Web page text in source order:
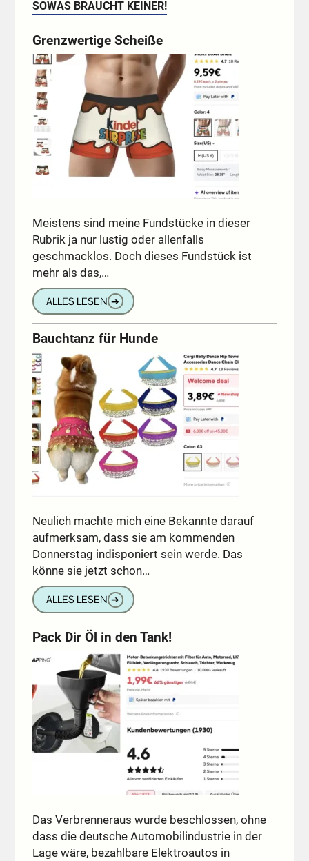
SOWAS BRAUCHT KEINER!
Grenzwertige Scheiße
Meistens sind meine Fundstücke in dieser
Rubrik ja nur lustig oder allenfalls
geschmacklos. Doch dieses Fundstück ist
mehr als das,…
ALLES LESEN ➔
Bauchtanz für Hunde
Neulich machte mich eine Bekannte darauf
aufmerksam, dass sie am kommenden
Donnerstag indisponiert sein werde. Das
könne sie jetzt schon…
ALLES LESEN ➔
Pack Dir Öl in den Tank!
Das Verbrenneraus wurde beschlossen, ohne
dass die deutsche Automobilindustrie in der
Lage wäre, bezahlbare Elektroautos in